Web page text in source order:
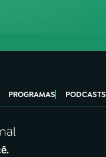
PROGRAMAS PODCASTS